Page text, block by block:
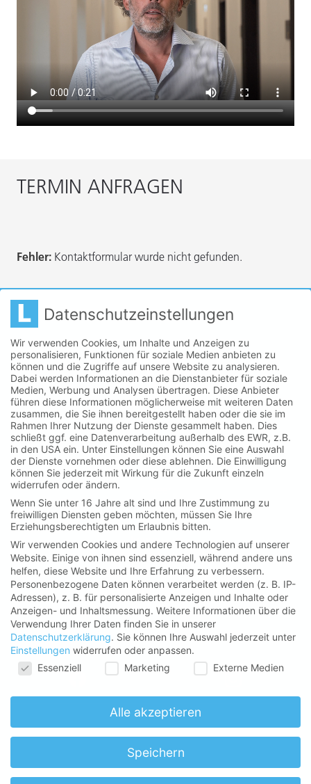
TERMIN ANFRAGEN
Fehler: Kontaktformular wurde nicht gefunden.
Lanserhof
Press
SHOP
Impressum
Barrierefreiheit
Datenschutzerklärung
Datenschutzeinstellungen
Datenschutzeinstellungen
Wir verwenden Cookies, um Inhalte und Anzeigen zu
personalisieren, Funktionen für soziale Medien anbieten zu
können und die Zugriffe auf unsere Website zu analysieren.
Dabei werden Informationen an die Dienstanbieter für soziale
Medien, Werbung und Analysen übertragen. Diese Anbieter
führen diese Informationen möglicherweise mit weiteren Daten
zusammen, die Sie ihnen bereitgestellt haben oder die sie im
Rahmen Ihrer Nutzung der Dienste gesammelt haben. Dies
schließt ggf. eine Datenverarbeitung außerhalb des EWR, z.B.
in den USA ein. Unter Einstellungen können Sie eine Auswahl
der Dienste vornehmen oder diese ablehnen. Die Einwilligung
können Sie jederzeit mit Wirkung für die Zukunft einzeln
widerrufen oder ändern.
Wenn Sie unter 16 Jahre alt sind und Ihre Zustimmung zu
freiwilligen Diensten geben möchten, müssen Sie Ihre
Erziehungsberechtigten um Erlaubnis bitten.
Wir verwenden Cookies und andere Technologien auf unserer
Website. Einige von ihnen sind essenziell, während andere uns
helfen, diese Website und Ihre Erfahrung zu verbessern.
Personenbezogene Daten können verarbeitet werden (z. B. IP-
Adressen), z. B. für personalisierte Anzeigen und Inhalte oder
Anzeigen- und Inhaltsmessung. Weitere Informationen über die
Verwendung Ihrer Daten finden Sie in unserer
Datenschutzerklärung. Sie können Ihre Auswahl jederzeit unter
Einstellungen widerrufen oder anpassen.
Datenschutzeinstellungen
Essenziell Marketing Externe Medien
Alle akzeptieren
Speichern